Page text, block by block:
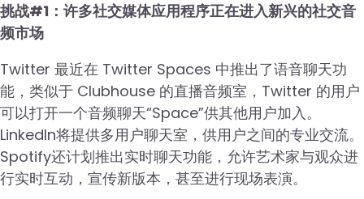
挑战#1：许多社交媒体应用程序正在进入新兴的社交音
频市场
Twitter 最近在 Twitter Spaces 中推出了语音聊天功
能，类似于 Clubhouse 的直播音频室，Twitter 的用户
可以打开一个音频聊天“Space”供其他用户加入。
LinkedIn将提供多用户聊天室，供用户之间的专业交流。
Spotify还计划推出实时聊天功能，允许艺术家与观众进
行实时互动，宣传新版本，甚至进行现场表演。